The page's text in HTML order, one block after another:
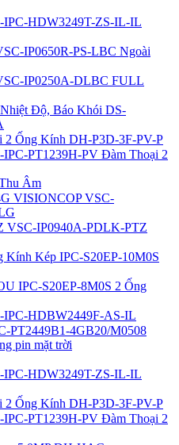
IPC-HDW3249T-ZS-IL-IL
IP0650R-PS-LBC Ngoài
IP0250A-DLBC FULL
Độ, Báo Khói DS-
2 Ống Kính DH-P3D-3F-PV-P
IPC-PT1239H-PV Đàm Thoại 2
Âm
VISIONCOP VSC-
VSC-IP0940A-PDLK-PTZ
Kính Kép IPC-S20EP-10M0S
IPC-S20EP-8M0S 2 Ống
IPC-HDBW2449F-AS-IL
PT2449B1-4GB20/M0508
pin mặt trời
IPC-HDW3249T-ZS-IL-IL
2 Ống Kính DH-P3D-3F-PV-P
IPC-PT1239H-PV Đàm Thoại 2